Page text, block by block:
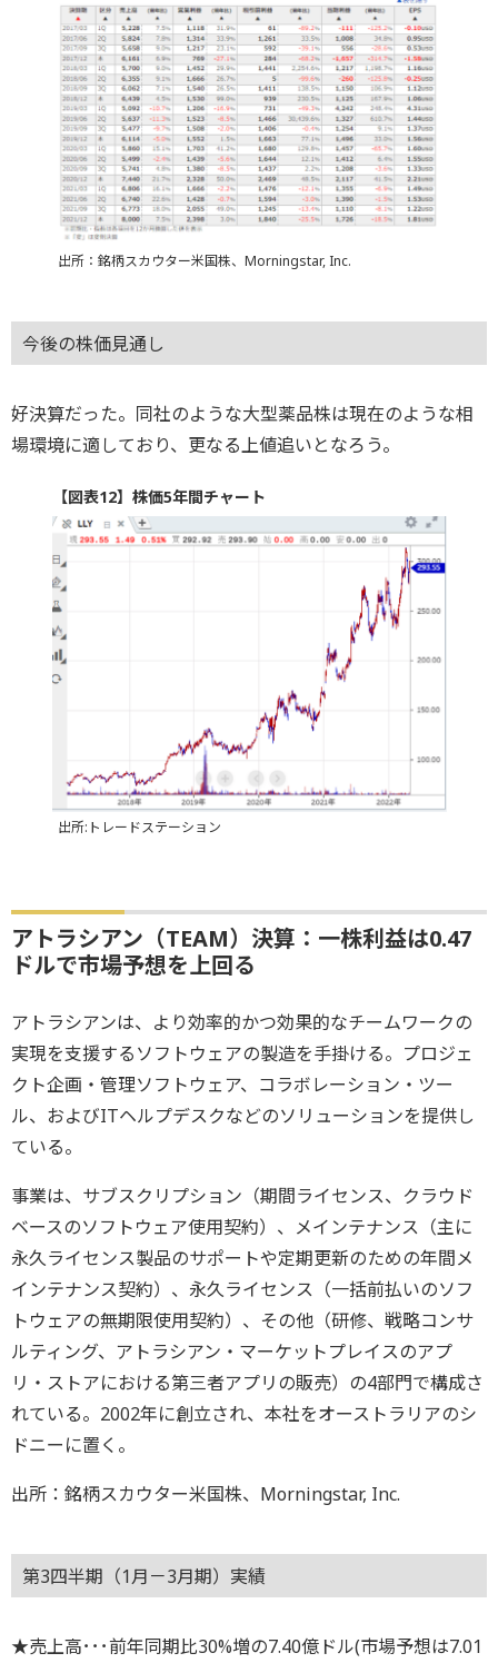
出所：銘柄スカウター米国株、Morningstar, Inc.
今後の株価見通し
好決算だった。同社のような大型薬品株は現在のような相
場環境に適しており、更なる上値追いとなろう。
【図表12】株価5年間チャート
出所:トレードステーション
アトラシアン（TEAM）決算：一株利益は0.47
ドルで市場予想を上回る
アトラシアンは、より効率的かつ効果的なチームワークの
実現を支援するソフトウェアの製造を手掛ける。プロジェ
クト企画・管理ソフトウェア、コラボレーション・ツー
ル、およびITヘルプデスクなどのソリューションを提供し
ている。
事業は、サブスクリプション（期間ライセンス、クラウド
ベースのソフトウェア使用契約）、メインテナンス（主に
永久ライセンス製品のサポートや定期更新のための年間メ
インテナンス契約）、永久ライセンス（一括前払いのソフ
トウェアの無期限使用契約）、その他（研修、戦略コンサ
ルティング、アトラシアン・マーケットプレイスのアプ
リ・ストアにおける第三者アプリの販売）の4部門で構成さ
れている。2002年に創立され、本社をオーストラリアのシ
ドニーに置く。
出所：銘柄スカウター米国株、Morningstar, Inc.
第3四半期（1月－3月期）実績
★売上高･･･前年同期比30%増の7.40億ドル(市場予想は7.01